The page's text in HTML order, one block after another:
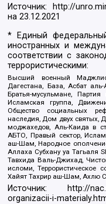
Источник: http://
на23.12.2021
* Единый
иностранных и
соответствии с
террористическими:
Высший военный
Дагестана, База, Асбат
Братья-мусульмане,
Исламская группа,
Общество социальных
наследия, Дом двух
моджахедов, Аль-Каида в
АБТО, Правый сектор,
аш-Шам, Народное
Аллаха Субхану уа Тагьаля
Тавхида Валь-Джихад,
исломи, Террористическое
Хайят Тахрир аш-Шам, Ахлю
Источник:
http://
organizacii-i-